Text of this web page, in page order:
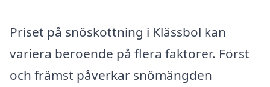
Priset på snöskottning i Klässbol kan
variera beroende på flera faktorer. Först
och främst påverkar snömängden